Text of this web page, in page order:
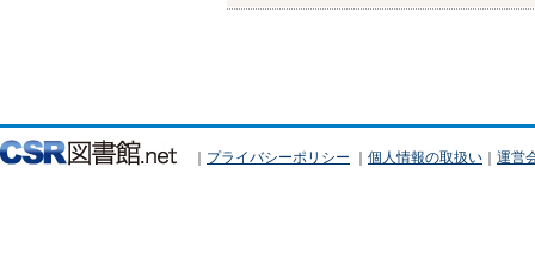
｜ プライバシーポリシー ｜ 個人情報の取扱い ｜ 運営